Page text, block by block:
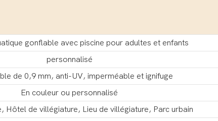
gonflable avec piscine pour adultes et enfants
personnalisé
de 0,9 mm, anti-UV, imperméable et ignifuge
En couleur ou personnalisé
Hôtel de villégiature, Lieu de villégiature, Parc urbain